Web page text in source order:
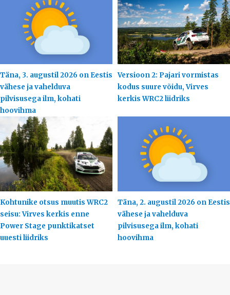
Täna, 3. augustil 2026 on Eestis
vähese ja vahelduva
pilvisusega ilm, kohati
hoovihma
Versioon 2: Pajari vormistas
kodus suure võidu, Virves
kerkis WRC2 liidriks
Kohtunike otsus muutis WRC2
seisu: Virves kerkis enne
Power Stage punktikatset
uuesti liidriks
Täna, 2. augustil 2026 on Eestis
vähese ja vahelduva
pilvisusega ilm, kohati
hoovihma